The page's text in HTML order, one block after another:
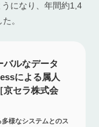
になり、年間約1,4
。
バルなデータ
による属人
京セラ株式会
様なシステムとのス